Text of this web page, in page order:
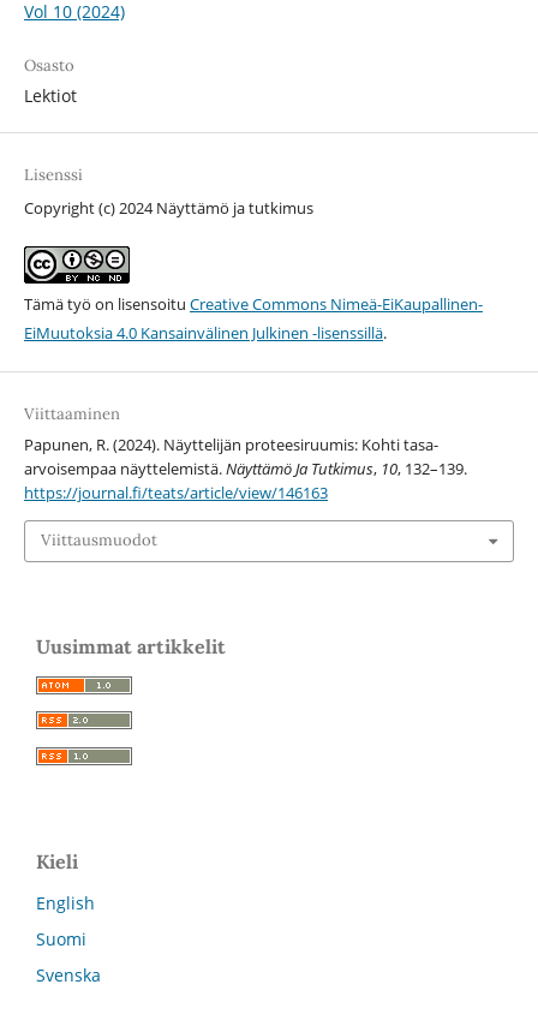
Vol 10 (2024)
Osasto
Lektiot
Lisenssi
Copyright (c) 2024 Näyttämö ja tutkimus
Tämä työ on lisensoitu Creative Commons Nimeä-EiKaupallinen-
EiMuutoksia 4.0 Kansainvälinen Julkinen -lisenssillä.
Viittaaminen
Papunen, R. (2024). Näyttelijän proteesiruumis: Kohti tasa-
arvoisempaa näyttelemistä.Näyttämö Ja Tutkimus, 10, 132–139.
https://journal.fi/teats/article/view/146163
Viittausmuodot
Uusimmat artikkelit
Kieli
English
Suomi
Svenska